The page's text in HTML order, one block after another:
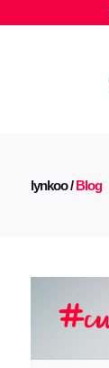
lynkoo/Blog